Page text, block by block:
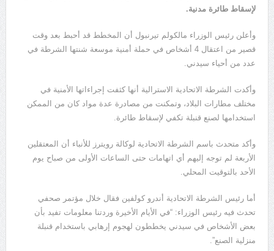
لإسقاط طائرة مدنية.
وأعلن رئيس الوزراء مالكولم تيرنبول أن المخطط قد أحبط بعد وقت
قصير من اعتقال 4 أشخاص في حملة أمنية موسعة شنتها الشرطة في
عدد من أحياء سيدني.
وأكدت الشرطة الاتحادية الاسترالية أنها كثفت إجراءاتها الأمنية في
مختلف مطارات البلاد، وتمكنت من مصادرة عدة مواد كان من الممكن
استخدامها لصنع قنبلة تكفي لإسقاط طائرة.
وأكد متحدث باسم الشرطة الاتحادية لوكالة رويترز للأنباء أن المعتقلين
الأربعة لم توجه إليهم أي اتهامات حتى الساعات الأولى من صباح يوم
الأحد بالتوقيت المحلي.
أما رئيس الشرطة الاتحادية أندرو كولفين فقال خلال مؤتمر صحفي
تحدث فيه رئيس الوزراء: “في الأيام الأخيرة وردتنا معلومات تفيد بأن
بعض الأشخاص في سيدني يخططون لهجوم إرهابي باستخدام قنبلة
منزلية الصنع”.